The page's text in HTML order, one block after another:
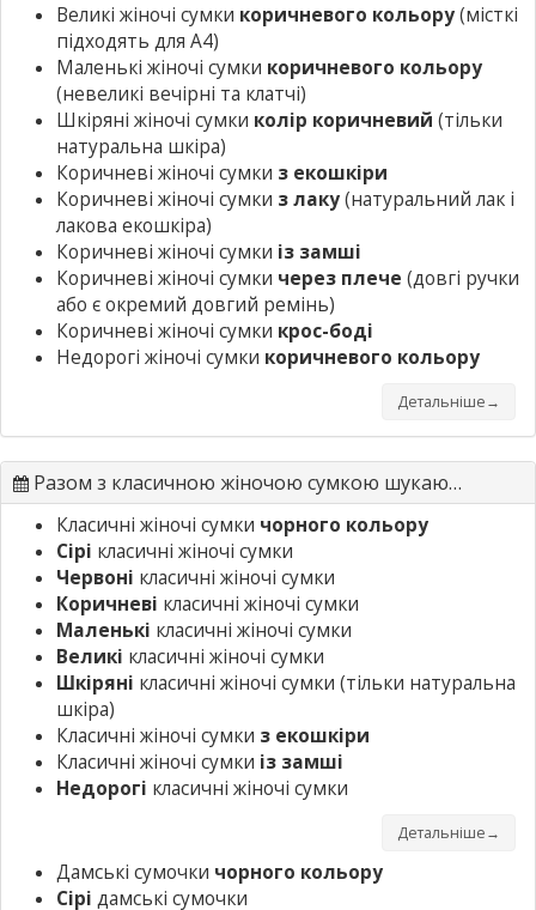
Великі жіночі сумки коричневого кольору(місткі
підходять для А4)
Маленькі жіночі сумки коричневого кольору
(невеликі вечірні та клатчі)
Шкіряні жіночі сумки колір коричневий (тільки
натуральна шкіра)
Коричневі жіночі сумки з екошкіри
Коричневі жіночі сумки з лаку(натуральний лак і
лакова екошкіра)
Коричневі жіночі сумки із замші
Коричневі жіночі сумки через плече (довгі ручки
або є окремий довгий ремінь)
Коричневі жіночі сумки крос-боді
Недорогі жіночі сумки коричневого кольору
Детальніше→
Разом з класичною жіночою сумкою шукають
Класичні жіночі сумки чорного кольору
Сірі класичні жіночі сумки
Червоні класичні жіночі сумки
Коричневі класичні жіночі сумки
Маленькі класичні жіночі сумки
Великі класичні жіночі сумки
Шкіряні класичні жіночі сумки (тільки натуральна
шкіра)
Класичні жіночі сумки з екошкіри
Класичні жіночі сумки із замші
Недорогі класичні жіночі сумки
Детальніше→
Дамські сумочки чорного кольору
Сірі дамські сумочки